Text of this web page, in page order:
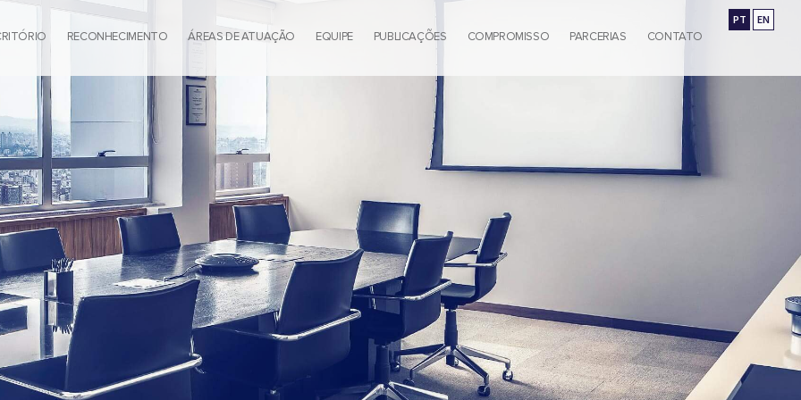
PT EN
RECONHECIMENTO ÁREAS DE ATUAÇÃO EQUIPE PUBLICAÇÕES COMPROMISSO PARCERIAS CONTATO